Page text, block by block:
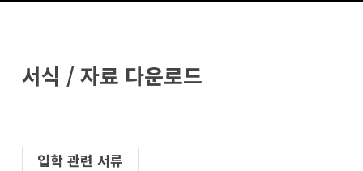
서식 / 자료 다운로드
입학 관련 서류